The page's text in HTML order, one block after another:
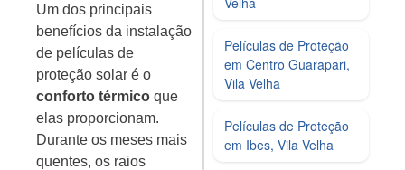
Um dos principais
benefícios da instalação
de películas de
proteção solar é o
conforto térmico que
elas proporcionam.
Durante os meses mais
quentes, os raios
Películas de Proteção
em Centro Guarapari,
Vila Velha
Películas de Proteção
em Ibes, Vila Velha